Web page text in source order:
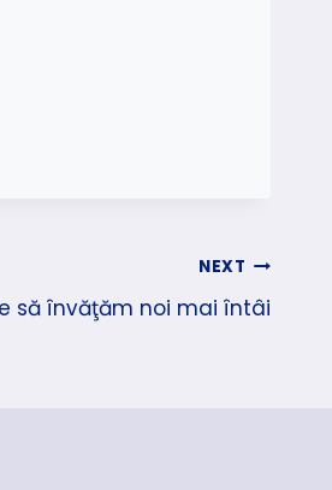
NEXT
să învăţăm noi mai întâi